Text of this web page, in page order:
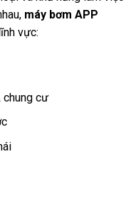
máy bơm APP
vực:
chung cư